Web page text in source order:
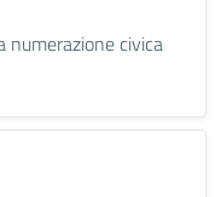
numerazione civica